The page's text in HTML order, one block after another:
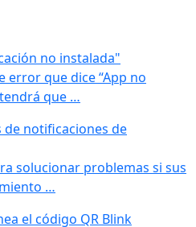
no instalada"
error que dice “App no
que …
notificaciones de
solucionar problemas si sus
…
el código QR Blink